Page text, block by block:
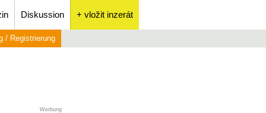
Diskussion + vložit inzerát
/ Registrierung
Werbung